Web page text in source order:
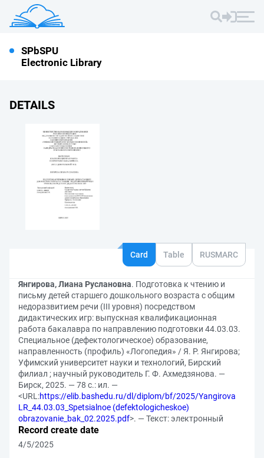
SPbSPU
Electronic Library
DETAILS
Card Table RUSMARC
Янгирова, Лиана Руслановна. Подготовка к чтению и
письму детей старшего дошкольного возраста с общим
недоразвитием речи (III уровня) посредством
дидактических игр: выпускная квалификационная
работа бакалавра по направлению подготовки 44.03.03.
Специальное (дефектологическое) образование,
направленность (профиль) «Логопедия» / Я. Р. Янгирова;
Уфимский университет науки и технологий, Бирский
филиал ; научный руководитель Г. Ф. Ахмедзянова. —
Бирск, 2025. — 78 с.: ил. —
<URL:https://elib.bashedu.ru/dl/diplom/bf/2025/Yangirova
LR_44.03.03_Spetsialnoe (defektologicheskoe)
obrazovanie_bak_02.2025.pdf>. — Текст: электронный
Record create date
4/5/2025